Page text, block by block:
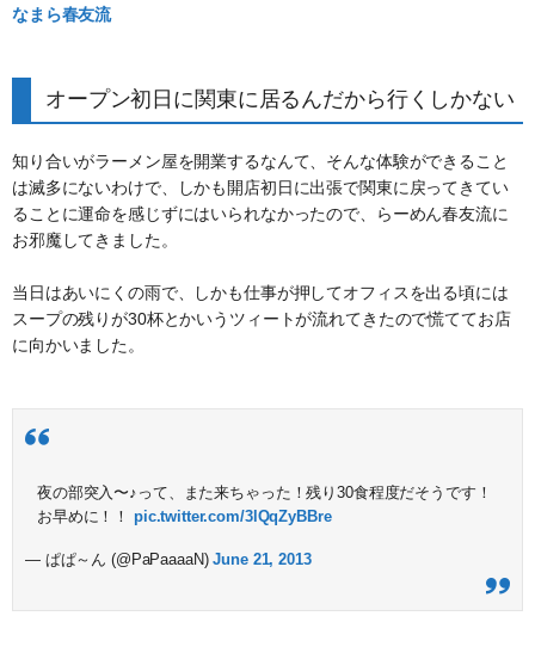
なまら春友流
オープン初日に関東に居るんだから行くしかない
知り合いがラーメン屋を開業するなんて、そんな体験ができること
は滅多にないわけで、しかも開店初日に出張で関東に戻ってきてい
ることに運命を感じずにはいられなかったので、らーめん春友流に
お邪魔してきました。
当日はあいにくの雨で、しかも仕事が押してオフィスを出る頃には
スープの残りが30杯とかいうツィートが流れてきたので慌ててお店
に向かいました。
夜の部突入〜♪って、また来ちゃった！残り30食程度だそうです！
お早めに！！pic.twitter.com/3lQqZyBBre
— ぱぱ～ん (@PaPaaaaN)June 21, 2013